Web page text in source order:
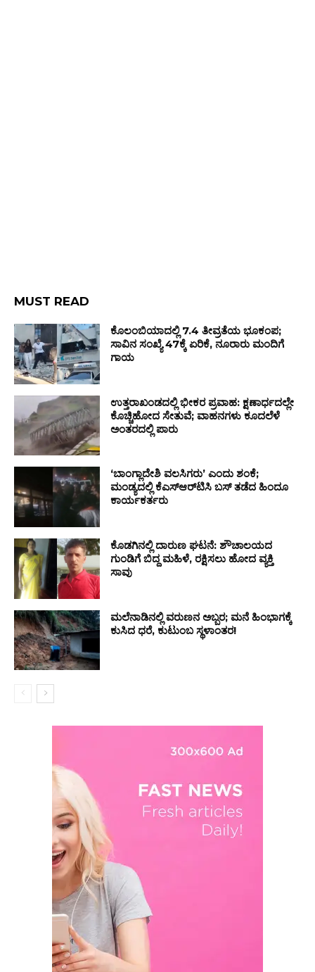
MUST READ
ಕೊಲಂಬಿಯಾದಲ್ಲಿ 7.4 ತೀವ್ರತೆಯ ಭೂಕಂಪ;
ಸಾವಿನ ಸಂಖ್ಯೆ 47ಕ್ಕೆ ಏರಿಕೆ, ನೂರಾರು ಮಂದಿಗೆ
ಗಾಯ
ಉತ್ತರಾಖಂಡದಲ್ಲಿ ಭೀಕರ ಪ್ರವಾಹ: ಕ್ಷಣಾರ್ಧದಲ್ಲೇ
ಕೊಚ್ಚಿಹೋದ ಸೇತುವೆ; ವಾಹನಗಳು ಕೂದಲೆಳೆ
ಅಂತರದಲ್ಲಿ ಪಾರು
‘ಬಾಂಗ್ಲಾದೇಶಿ ವಲಸಿಗರು’ ಎಂದು ಶಂಕೆ;
ಮಂಡ್ಯದಲ್ಲಿ ಕೆಎಸ್‌ಆರ್‌ಟಿಸಿ ಬಸ್ ತಡೆದ ಹಿಂದೂ
ಕಾರ್ಯಕರ್ತರು
ಕೊಡಗಿನಲ್ಲಿ ದಾರುಣ ಘಟನೆ: ಶೌಚಾಲಯದ
ಗುಂಡಿಗೆ ಬಿದ್ದ ಮಹಿಳೆ, ರಕ್ಷಿಸಲು ಹೋದ ವ್ಯಕ್ತಿ
ಸಾವು
ಮಲೆನಾಡಿನಲ್ಲಿ ವರುಣನ ಅಬ್ಬರ; ಮನೆ ಹಿಂಭಾಗಕ್ಕೆ
ಕುಸಿದ ಧರೆ, ಕುಟುಂಬ ಸ್ಥಳಾಂತರ!